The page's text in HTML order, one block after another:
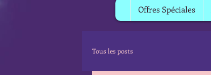
Offres Spéciales
Tous les posts